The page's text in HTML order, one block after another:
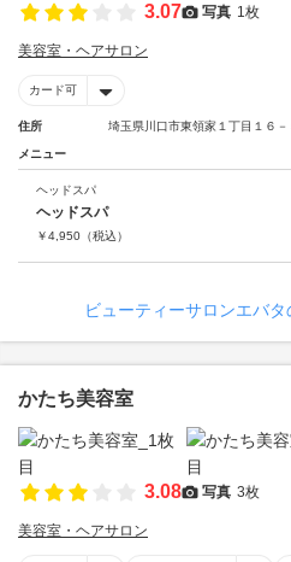
3.07 写真 1枚
美容室・ヘアサロン
カード可
住所 埼玉県川口市東領家１丁目１６－
メニュー
ヘッドスパ
ヘッドスパ
￥4,950 （税込）
ビューティーサロンエバ
かたち美容室
3.08 写真 3枚
美容室・ヘアサロン